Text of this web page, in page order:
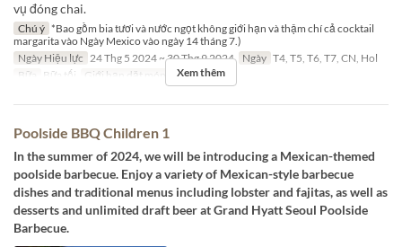
vụ đóng chai.
Chú ý *Bao gồm bia tươi và nước ngọt không giới hạn và thậm chí cả cocktail
margarita vào Ngày Mexico vào ngày 14 tháng 7.)
Ngày Hiệu lực 24 Thg 5 2024 ~ 30 Thg 9 2024 Ngày T4, T5, T6, T7, CN, Hol
Bữa
Bữa tối Giới hạn dặt món 2 ~ 20
Xem thêm
Poolside BBQ Children 1
In the summer of 2024, we will be introducing a Mexican-themed
poolside barbecue. Enjoy a variety of Mexican-style barbecue
dishes and traditional menus including lobster and fajitas, as well as
desserts and unlimited draft beer at Grand Hyatt Seoul Poolside
Barbecue.